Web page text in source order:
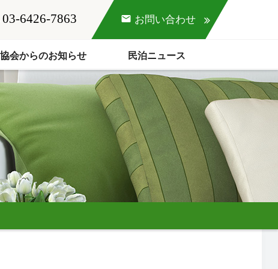
03-6426-7863 mail お問い合わせ
協会からのお知らせ 民泊ニュース